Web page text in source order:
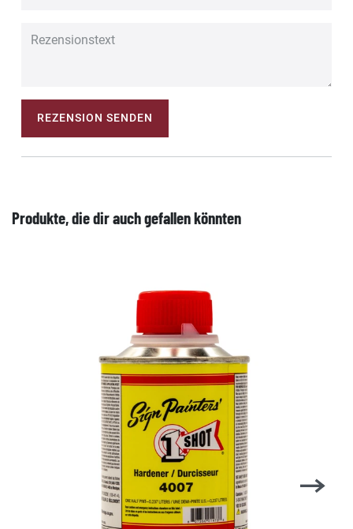
REZENSION SENDEN
Produkte, die dir auch gefallen könnten